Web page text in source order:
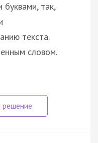
буквами, так,
текста.
словом.